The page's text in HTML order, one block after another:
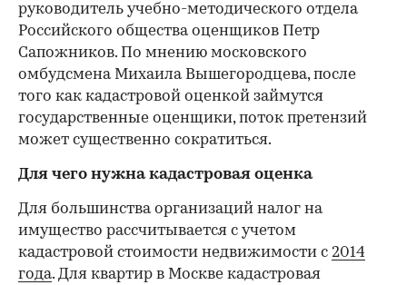
руководитель учебно-методического отдела
Российского общества оценщиков Петр
Сапожников. По мнению московского
омбудсмена Михаила Вышегородцева, после
того как кадастровой оценкой займутся
государственные оценщики, поток претензий
может существенно сократиться.
Для чего нужна кадастровая оценка
Для большинства организаций налог на
имущество рассчитывается с учетом
кадастровой стоимости недвижимости с 2014
года. Для квартир в Москве кадастровая